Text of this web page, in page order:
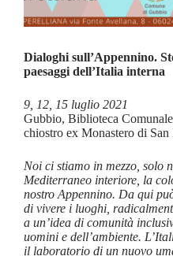
Dialoghi sull’Appennino.
paesaggi dell’Italia interna
9, 12, 15 luglio 2021
Gubbio, Biblioteca
chiostro ex Monastero di San
Noi ci stiamo in mezzo, solo
Mediterraneo interiore, la
nostro Appennino. Da qui
di vivere i luoghi,
a un’idea di comunità
uomini e dell’ambiente.
il laboratorio di un nuovo